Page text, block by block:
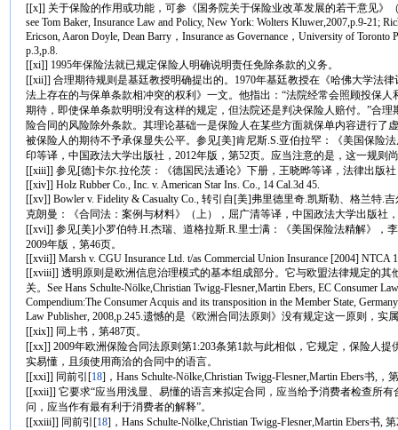
[[x]] 关于保险的作用或功能，可参《国务院关于保险业改革发展的若干意见》
see Tom Baker, Insurance Law and Policy, New York: Wolters Kluwer,2007,p.9-21;
Ericson, Aaron Doyle, Dean Barry，Insurance as Governance，University of Toronto
p.3,p.8.
[[xi]] 1995年保险法就已规定保险人明确说明责任免除条款的义务。
[[xii]] 合理期待规则是基廷教授明确提出的。1970年基廷教授在《哈佛大学法
法上存在的与保单条款相冲突的权利》一文。他指出：“法院经常会照顾投保人
期待，即使保单条款明明没有这样的规定，但法院还是判决保险人赔付。”合理
险合同的风险除外条款。其理论基础一是保险人在某些方面就保单内容进行了
被保险人的期待不予承保显失公平。参见[美]肯尼斯.S.亚伯拉罕：《美国保险
印等译，中国政法大学出版社，2012年版，第52页。应当注意的是，这一规则
[[xiii]] 参见[德]卡尔.拉伦茨：《德国民法通论》下册，王晓晔等译，法律出版社
[[xiv]] Holz Rubber Co., Inc. v. American Star Ins. Co., 14 Cal.3d 45.
[[xv]] Bowler v. Fidelity & Casualty Co., 转引自[美]弗里德里奇.凯斯勒、格兰特.
克朗曼：《合同法：案例与材料》（上），屈广清等译，中国政法大学出版社
[[xvi]] 参见[美]小罗伯特.H.杰瑞、道格拉斯.R.里士满：《美国保险法精解》，
2009年版，第46页。
[[xvii]] Marsh v. CGU Insurance Ltd. t/as Commercial Union Insurance [2004] NTCA
[[xviii]] 透明原则是欧洲信息治理模式的基本组成部分。它与欧盟法律规定的其
关。See Hans Schulte-Nölke,Christian Twigg-Flesner,Martin Ebers, EC Consumer Law
Compendium:The Consumer Acquis and its transposition in the Member State,
Law Publisher, 2008,p.245.遗憾的是《欧洲合同法原则》没有规定这一原则，实
[[xix]] 同上书，第487页。
[[xx]] 2009年欧洲保险合同法原则第1:203条第1款与此相似，它规定，保险人提
实易懂，且须使用商洽的合同中的语言。
[[xxi]] 同前引 [18]，Hans Schulte-Nölke,Christian Twigg-Flesner,Martin Ebers书,，
[[xxii]] 它要求“应当用浅显、易懂的语言来拟定合同，应当给予消费者检查所
问，应当作有最有利于消费者的解释”。
[[xxiii]] 同前引 [18]，Hans Schulte-Nölke,Christian Twigg-Flesner,Martin Ebers书,